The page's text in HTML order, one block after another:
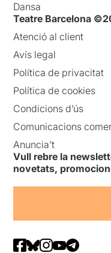
Dansa
Teatre Barcelona
Atenció al client
Avís legal
Política de privacitat
Política de cookies
Condicions d’ús
Comunicacions
Anuncia’t
Vull rebre la
novetats,